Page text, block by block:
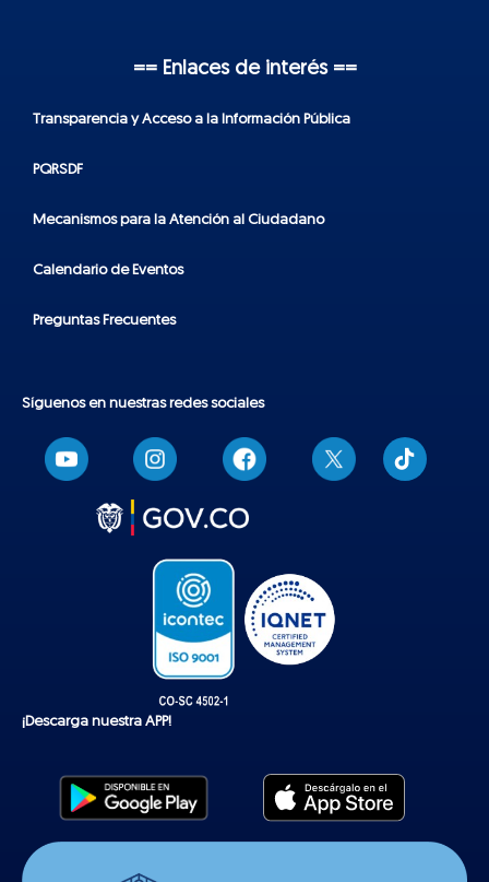
== Enlaces de interés ==
Transparencia y Acceso a la Información Pública
PQRSDF
Mecanismos para la Atención al Ciudadano
Calendario de Eventos
Preguntas Frecuentes
Síguenos en nuestras redes sociales
T
i
k
¡Descarga nuestra APP!